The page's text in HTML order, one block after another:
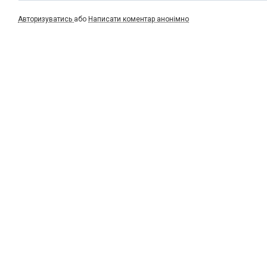
Авторизуватись або Написати коментар анонімно